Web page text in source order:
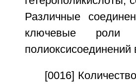
Различные
ключевые роли
полиоксисоединений
[0016]